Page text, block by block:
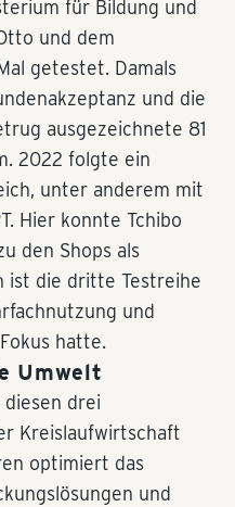
für Bildung und
und dem
getestet. Damals
und die
ausgezeichnete 81
2022 folgte ein
unter anderem mit
Hier konnte Tchibo
den Shops als
ist die dritte Testreihe
und
hatte.
Umwelt
diesen drei
Kreislaufwirtschaft
optimiert das
und